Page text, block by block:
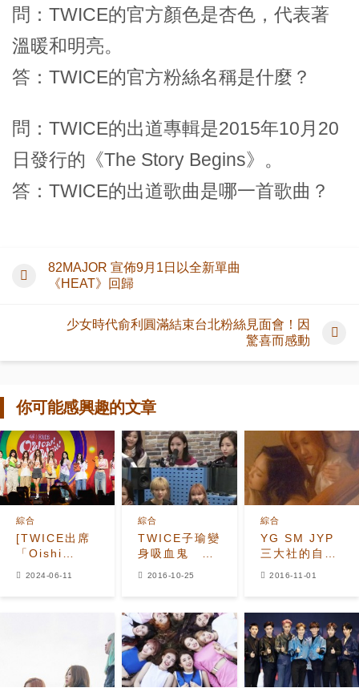
問：TWICE的官方顏色是杏色，代表著
溫暖和明亮。
答：TWICE的官方粉絲名稱是什麼？
問：TWICE的出道專輯是2015年10月20
日發行的《The Story Begins》。
答：TWICE的出道歌曲是哪一首歌曲？
82MAJOR 宣佈9月1日以全新單曲
《HEAT》回歸
少女時代俞利圓滿結束台北粉絲見面會！因
驚喜而感動
你可能感興趣的文章
[TWICE出席
「Oishi
綜合
2024-06-11
TWICE子瑜變
身吸血鬼 豔
綜合
2016-10-25
YG SM JYP
三大社的自尊
綜合
2016-11-01